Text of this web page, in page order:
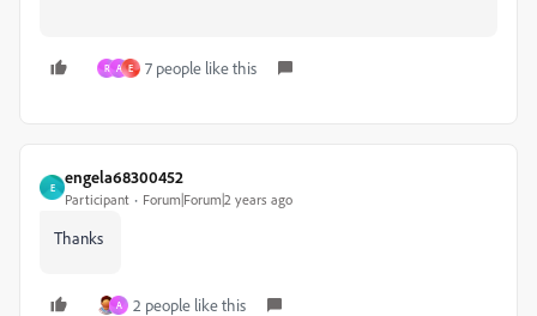
R A E 7 people like this
E
engela68300452
Participant Forum|Forum|2 years ago
Thanks
A 2 people like this